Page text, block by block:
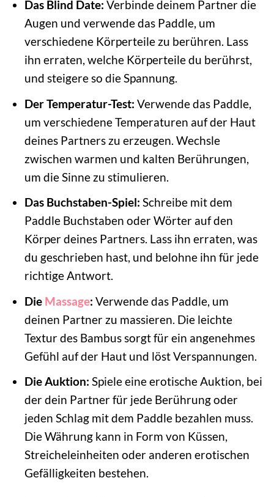
Das Blind Date: Verbinde deinem Partner die
Augen und verwende das Paddle, um
verschiedene Körperteile zu berühren. Lass
ihn erraten, welche Körperteile du berührst,
und steigere so die Spannung.
Der Temperatur-Test: Verwende das Paddle,
um verschiedene Temperaturen auf der Haut
deines Partners zu erzeugen. Wechsle
zwischen warmen und kalten Berührungen,
um die Sinne zu stimulieren.
Das Buchstaben-Spiel: Schreibe mit dem
Paddle Buchstaben oder Wörter auf den
Körper deines Partners. Lass ihn erraten, was
du geschrieben hast, und belohne ihn für jede
richtige Antwort.
Die Massage: Verwende das Paddle, um
deinen Partner zu massieren. Die leichte
Textur des Bambus sorgt für ein angenehmes
Gefühl auf der Haut und löst Verspannungen.
Die Auktion: Spiele eine erotische Auktion, bei
der dein Partner für jede Berührung oder
jeden Schlag mit dem Paddle bezahlen muss.
Die Währung kann in Form von Küssen,
Streicheleinheiten oder anderen erotischen
Gefälligkeiten bestehen.